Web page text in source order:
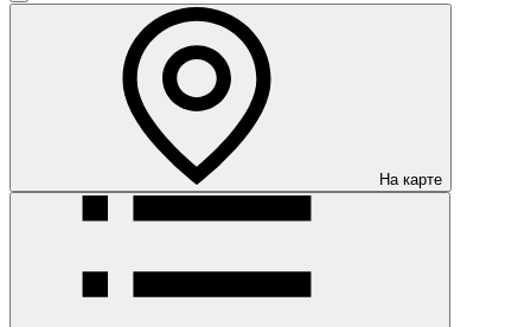
На карте